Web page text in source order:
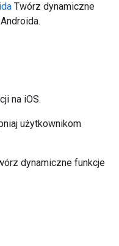
Twórz dynamiczne
na iOS.
użytkownikom
dynamiczne funkcje